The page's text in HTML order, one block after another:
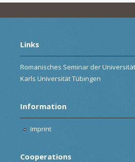
Links
Romanisches Seminar der
Karls Universität Tübingen
Information
Imprint
Cooperations